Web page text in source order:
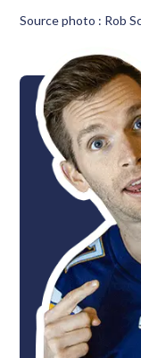
Source photo : Rob